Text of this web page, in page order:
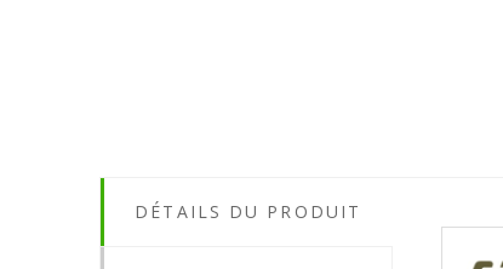
DÉTAILS DU PRODUIT